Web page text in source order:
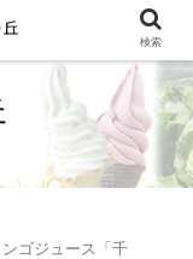
ンゴジュース「千
検索